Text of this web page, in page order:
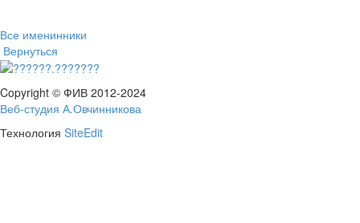
Все именинники
Вернуться
Copyright © ФИВ 2012-2024
Веб-студия А.Овчинникова
Технология SiteEdit